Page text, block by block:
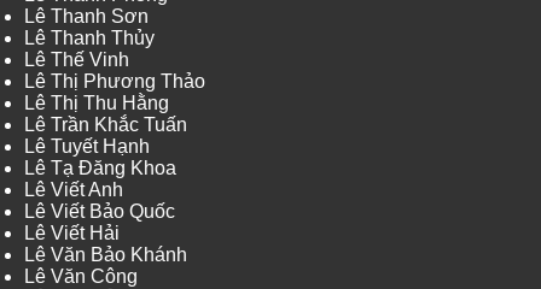
Lê Thanh Sơn
Lê Thanh Thủy
Lê Thế Vinh
Lê Thị Phương Thảo
Lê Thị Thu Hằng
Lê Trần Khắc Tuấn
Lê Tuyết Hạnh
Lê Tạ Đăng Khoa
Lê Viết Anh
Lê Viết Bảo Quốc
Lê Viết Hải
Lê Văn Bảo Khánh
Lê Văn Công